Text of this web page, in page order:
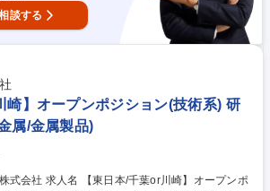
談する
崎】オープンポジション(技術系) 研
属/金属製品)
川崎】オープンポ